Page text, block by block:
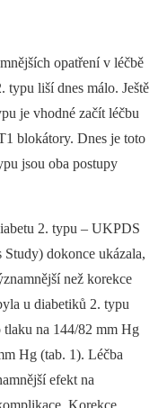
opatření v léčbě
typu liší dnes málo. Ještě
je vhodné začít léčbu
blokátory. Dnes je toto
jsou oba postupy
2. typu –⁠ UKPDS
dokonce ukázala,
než korekce
u diabetiků 2. typu
tlaku na 144/82 mm Hg
Hg (tab. 1). Léčba
efekt na